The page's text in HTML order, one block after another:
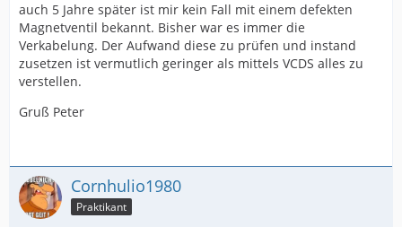
auch 5 Jahre später ist mir kein Fall mit einem defekten
Magnetventil bekannt. Bisher war es immer die
Verkabelung. Der Aufwand diese zu prüfen und instand
zusetzen ist vermutlich geringer als mittels VCDS alles zu
verstellen.
Gruß Peter
Cornhulio1980
Praktikant